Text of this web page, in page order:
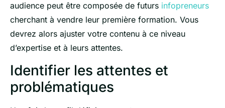
audience peut être composée de futurs infopreneurs
cherchant à vendre leur première formation. Vous
devrez alors ajuster votre contenu à ce niveau
d’expertise et à leurs attentes.
Identifier les attentes et
problématiques